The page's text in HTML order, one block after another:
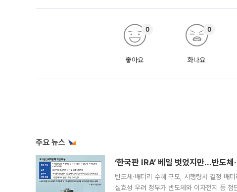
좋아요
0
화나요
0
주요 뉴스
‘한국판 IRA’ 베일 벗었지만…반도
반도체·배터리 수혜 규모, 시행령서 결정 배
실효성 우려 정부가 반도체와 이차전지 등 첨